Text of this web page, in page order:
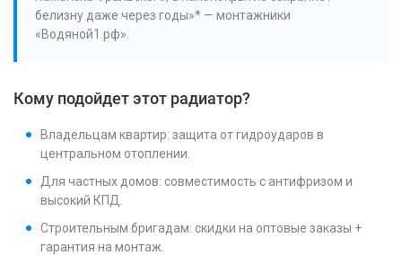
белизну даже через годы»* — монтажники
«Водяной1.рф».
Кому подойдет этот радиатор?
Владельцам квартир: защита от гидроударов в
центральном отоплении.
Для частных домов: совместимость с антифризом и
высокий КПД.
Строительным бригадам: скидки на оптовые заказы +
гарантия на монтаж.